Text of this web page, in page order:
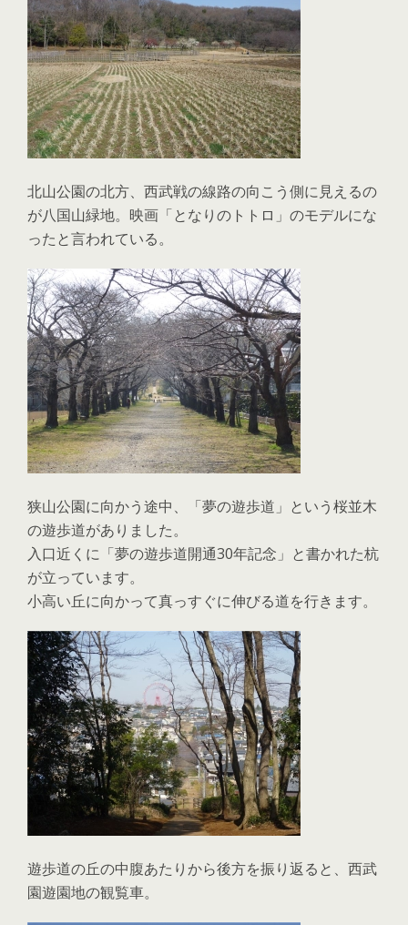
北山公園の北方、西武戦の線路の向こう側に見えるの
が八国山緑地。映画「となりのトトロ」のモデルにな
ったと言われている。
狭山公園に向かう途中、「夢の遊歩道」という桜並木
の遊歩道がありました。
入口近くに「夢の遊歩道開通30年記念」と書かれた杭
が立っています。
小高い丘に向かって真っすぐに伸びる道を行きます。
遊歩道の丘の中腹あたりから後方を振り返ると、西武
園遊園地の観覧車。